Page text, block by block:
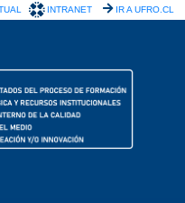
INTRANET IR A UFRO.CL